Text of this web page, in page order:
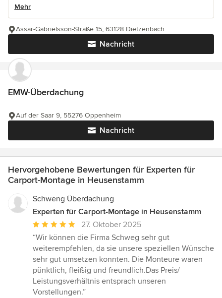
Mehr
Nachricht
Assar-Gabrielsson-Straße 15, 63128 Dietzenbach
EMW-Überdachung
Nachricht
Auf der Saar 9, 55276 Oppenheim
Hervorgehobene Bewertungen für Experten für
Carport-Montage in Heusenstamm
Schweng Überdachung
Experten für Carport-Montage in Heusenstamm
Durchschnittliche
Bewertung:
5
von
5
Sternen
27. Oktober 2025
“Wir können die Firma Schweg sehr gut
weiterempfehlen, da sie unsere speziellen Wünsche
sehr gut umsetzen konnten. Die Monteure waren
pünktlich, fleißig und freundlich.Das Preis/
Leistungsverhältnis entsprach unseren
Vorstellungen.”